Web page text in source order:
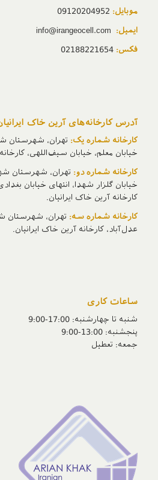
موبایل:
ایمیل:
فکس: 02188221654
آدرس‌ کارخانه‌های آرین خاک
کارخانه شماره یک: تهران، شهرستان
خیابان معلم، خیابان سیف‌اللهی،
کارخانه شماره دو: تهران، شهرستان
کارخانه آرین خاک ایرانیان.
کارخانه شماره سه: تهران، شهرستان
عدل‌آباد، کارخانه آرین خاک ایرانیان.
ساعات کاری
شنبه تا چهارشنبه: 17:00-9:00
پنجشنبه‌: 13:00-9:00
جمعه‌: تعطیل